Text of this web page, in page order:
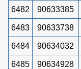
6482 90633385
6483 90633738
6484 90634032
6485 90634928